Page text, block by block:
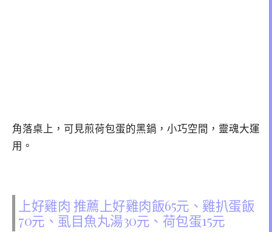
角落桌上，可見煎荷包蛋的黑鍋，小巧空間，靈魂大運
用。
上好雞肉 推薦上好雞肉飯65元、雞扒蛋飯
70元、虱目魚丸湯30元、荷包蛋15元